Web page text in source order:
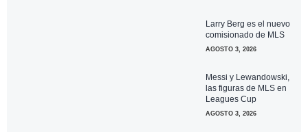
Larry Berg es el nuevo
comisionado de MLS
AGOSTO 3, 2026
Messi y Lewandowski,
las figuras de MLS en
Leagues Cup
AGOSTO 3, 2026